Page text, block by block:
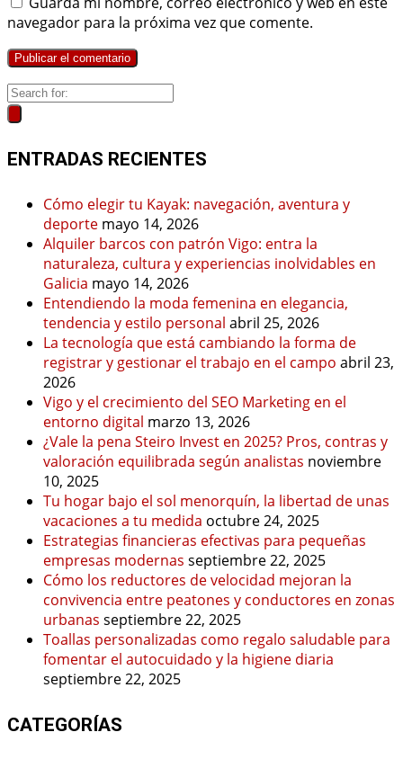
navegador para la próxima vez que comente.
ENTRADAS RECIENTES
Cómo elegir tu Kayak: navegación, aventura y
deporte mayo 14, 2026
Alquiler barcos con patrón Vigo: entra la
naturaleza, cultura y experiencias inolvidables en
Galicia mayo 14, 2026
Entendiendo la moda femenina en elegancia,
tendencia y estilo personal abril 25, 2026
La tecnología que está cambiando la forma de
registrar y gestionar el trabajo en el campo abril 23,
2026
Vigo y el crecimiento del SEO Marketing en el
entorno digital marzo 13, 2026
¿Vale la pena Steiro Invest en 2025? Pros, contras y
valoración equilibrada según analistas noviembre
10, 2025
Tu hogar bajo el sol menorquín, la libertad de unas
vacaciones a tu medida octubre 24, 2025
Estrategias financieras efectivas para pequeñas
empresas modernas septiembre 22, 2025
Cómo los reductores de velocidad mejoran la
convivencia entre peatones y conductores en zonas
urbanas septiembre 22, 2025
Toallas personalizadas como regalo saludable para
fomentar el autocuidado y la higiene diaria
septiembre 22, 2025
CATEGORÍAS